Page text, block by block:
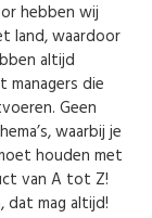
hebben wij
land, waardoor
altijd
die
Geen
waarbij je
houden met
van A tot Z!
dat mag altijd!